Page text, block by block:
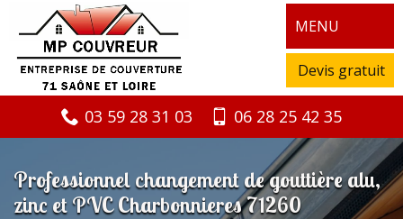
MENU
Devis gratuit
03 59 28 31 03 06 28 25 42 35
Professionnel changement de gouttière alu,
zinc et PVC Charbonnieres 71260